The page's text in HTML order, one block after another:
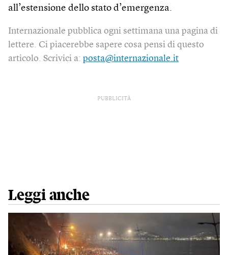
all’estensione dello stato d’emergenza.
Internazionale pubblica ogni settimana una pagina di
lettere. Ci piacerebbe sapere cosa pensi di questo
articolo. Scrivici a: posta@internazionale.it
PUBBLICITÀ
Leggi anche